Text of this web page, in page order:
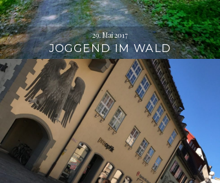
29. Mai 2017
JOGGEND IM WALD